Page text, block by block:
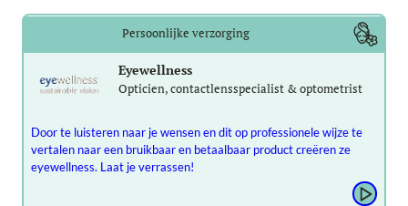
Persoonlijke verzorging
Eyewellness
Opticien, contactlensspecialist & optometrist
Door te luisteren naar je wensen en dit op professionele wijze te
vertalen naar een bruikbaar en betaalbaar product creëren ze
eyewellness. Laat je verrassen!